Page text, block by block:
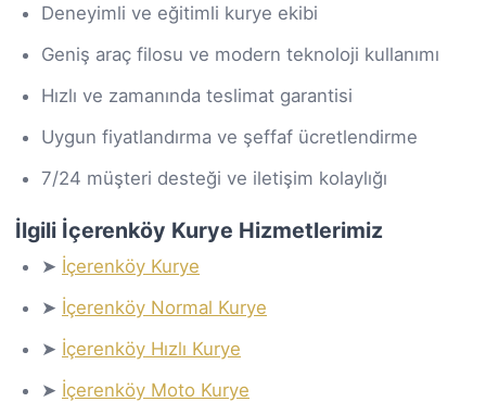
Deneyimli ve eğitimli kurye ekibi
Geniş araç filosu ve modern teknoloji kullanımı
Hızlı ve zamanında teslimat garantisi
Uygun fiyatlandırma ve şeffaf ücretlendirme
7/24 müşteri desteği ve iletişim kolaylığı
İlgili İçerenköy Kurye Hizmetlerimiz
➤ İçerenköy Kurye
➤ İçerenköy Normal Kurye
➤ İçerenköy Hızlı Kurye
➤ İçerenköy Moto Kurye